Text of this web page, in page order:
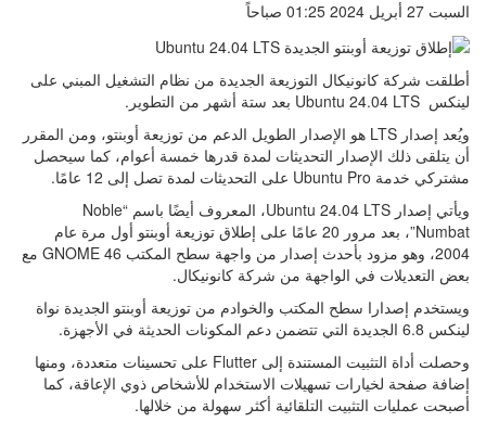
السبت 27 أبريل 2024 01:25 صباحاً
أطلقت شركة كانونيكال التوزيعة الجديدة من نظام التشغيل المبني على
لينكس Ubuntu 24.04 LTS بعد ستة أشهر من التطوير.
ويُعد إصدار LTS هو الإصدار الطويل الدعم من توزيعة أوبنتو، ومن المقرر
أن يتلقى ذلك الإصدار التحديثات لمدة قدرها خمسة أعوام، كما سيحصل
مشتركي خدمة Ubuntu Pro على التحديثات لمدة تصل إلى 12 عامًا.
ويأتي إصدار Ubuntu 24.04 LTS، المعروف أيضًا باسم “Noble
Numbat”، بعد مرور 20 عامًا على إطلاق توزيعة أوبنتو أول مرة عام
2004، وهو مزود بأحدث إصدار من واجهة سطح المكتب GNOME 46 مع
بعض التعديلات في الواجهة من شركة كانونيكال.
ويستخدم إصدارا سطح المكتب والخوادم من توزيعة أوبنتو الجديدة نواة
لينكس 6.8 الجديدة التي تتضمن دعم المكونات الحديثة في الأجهزة.
وحصلت أداة التثبيت المستندة إلى Flutter على تحسينات متعددة، ومنها
إضافة صفحة لخيارات تسهيلات الاستخدام للأشخاص ذوي الإعاقة، كما
أصبحت عمليات التثبيت التلقائية أكثر سهولة من خلالها.